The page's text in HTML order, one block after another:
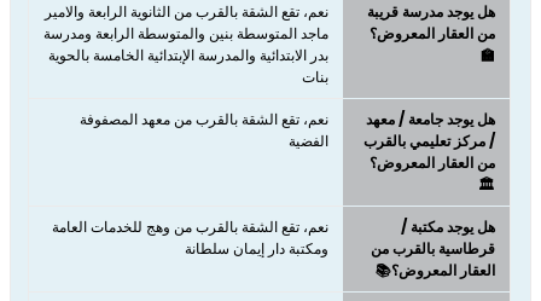
هل يوجد مدرسة قريبة
من العقار المعروض؟
🏫
نعم، تقع الشقة بالقرب من الثانوية الرابعة والامير
ماجد المتوسطة بنين والمتوسطة الرابعة ومدرسة
بدر الابتدائية والمدرسة الإبتدائية الخامسة بالحوية
بنات
هل يوجد جامعة / معهد
/ مركز تعليمي بالقرب
من العقار المعروض؟
🏛️
نعم، تقع الشقة بالقرب من معهد المصفوفة
الفضية
هل يوجد مكتبة /
قرطاسية بالقرب من
العقار المعروض؟📚
نعم، تقع الشقة بالقرب من وهج للخدمات العامة
ومكتبة دار إيمان سلطانة